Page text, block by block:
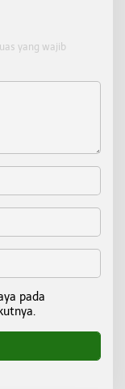
yang wajib
pada